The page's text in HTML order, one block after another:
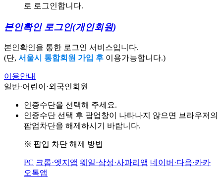
로 로그인합니다.
본인확인 로그인(개인회원)
본인확인을 통한 로그인 서비스입니다.
(단, 서울시 통합회원 가입 후 이용가능합니다.)
이용안내
일반·어린이·외국인회원
인증수단을 선택해 주세요.
인증수단 선택 후 팝업창이 나타나지 않으면 브라우저의
팝업차단을 해제하시기 바랍니다.
※ 팝업 차단 해제 방법
PC 크롬·엣지앱 웨일·삼성·사파리앱 네이버·다음·카카
오톡앱